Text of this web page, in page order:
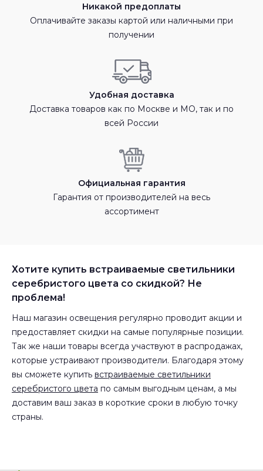
Никакой предоплаты
Оплачивайте заказы картой или наличными при
получении
Удобная доставка
Доставка товаров как по Москве и МО, так и по
всей России
Официальная гарантия
Гарантия от производителей на весь
ассортимент
Хотите купить встраиваемые светильники
серебристого цвета со скидкой? Не
проблема!
Наш магазин освещения регулярно проводит акции и
предоставляет скидки на самые популярные позиции.
Так же наши товары всегда участвуют в распродажах,
которые устраивают производители. Благодаря этому
вы сможете купить встраиваемые светильники
серебристого цвета по самым выгодным ценам, а мы
доставим ваш заказ в короткие сроки в любую точку
страны.